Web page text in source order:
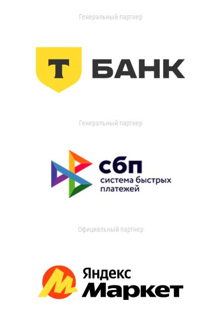
Генеральный партнер
Генеральный партнер
Официальный партнер